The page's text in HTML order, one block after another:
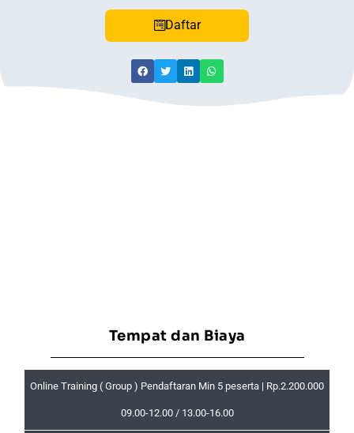
Daftar
Tempat dan Biaya
Online Training ( Group ) Pendaftaran Min 5 peserta | Rp.2.200.000
09.00-12.00 / 13.00-16.00